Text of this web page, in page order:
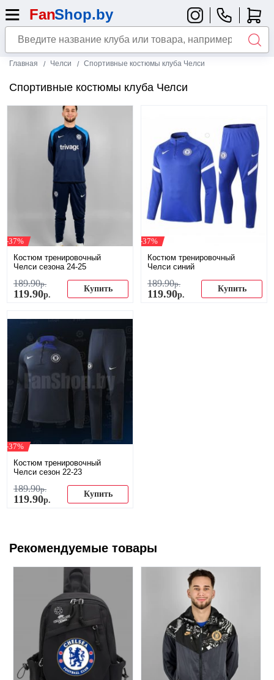
Главная Челси Спортивные костюмы клуба Челси
Спортивные костюмы клуба Челси
-37%
Костюм тренировочный
Челси сезона 24-25
189.90р.
119.90р.
Купить
-37%
Костюм тренировочный
Челси синий
189.90р.
119.90р.
Купить
-37%
Костюм тренировочный
Челси сезон 22-23
189.90р.
119.90р.
Купить
Рекомендуемые товары